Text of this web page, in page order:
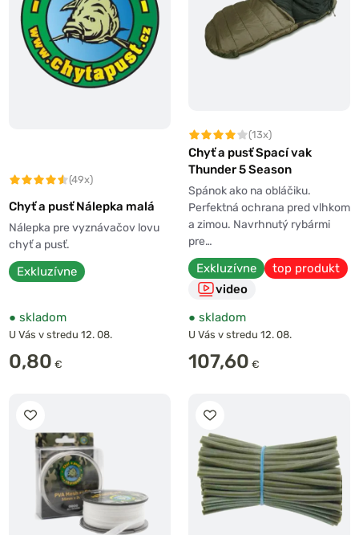
(49x)
Chyť a pusť Nálepka malá
Nálepka pre vyznávačov lovu
chyť a pusť.
Exkluzívne
● skladom
U Vás v stredu 12. 08.
0,80 €
(13x)
Chyť a pusť Spací vak
Thunder 5 Season
Spánok ako na obláčiku.
Perfektná ochrana pred vlhkom
a zimou. Navrhnutý rybármi
pre…
Exkluzívne
top produkt
video
● skladom
U Vás v stredu 12. 08.
107,60 €